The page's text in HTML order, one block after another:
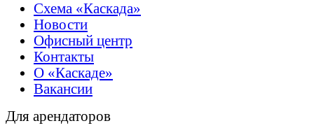
Схема «Каскада»
Новости
Офисный центр
Контакты
О «Каскаде»
Вакансии
Для арендаторов